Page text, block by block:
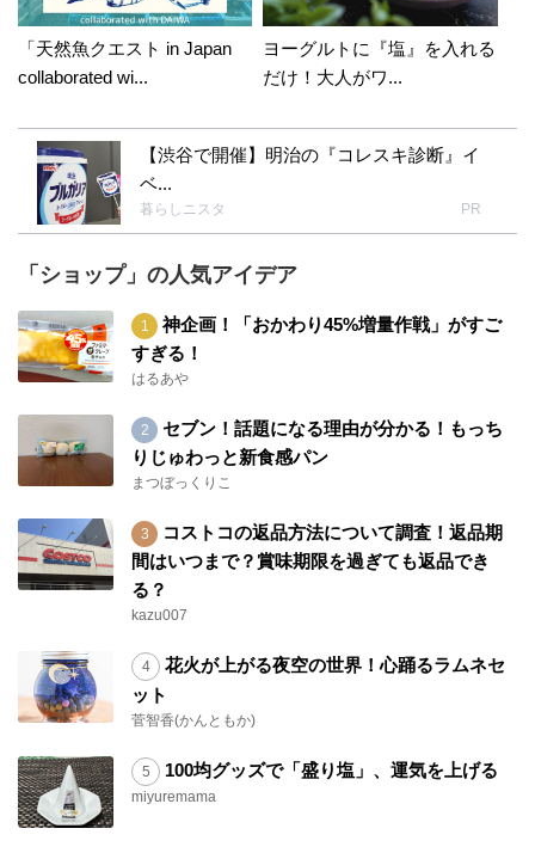
「天然魚クエスト in Japan
collaborated wi...
ヨーグルトに『塩』を入れる
だけ！大人がワ...
【渋谷で開催】明治の『コレスキ診断』イ
ベ...
暮らしニスタ PR
「ショップ」の人気アイデア
神企画！「おかわり45%増量作戦」がすご
すぎる！
はるあや
セブン！話題になる理由が分かる！もっち
りじゅわっと新食感パン
まつぼっくりこ
コストコの返品方法について調査！返品期
間はいつまで？賞味期限を過ぎても返品でき
る？
kazu007
花火が上がる夜空の世界！心踊るラムネセ
ット
菅智香(かんともか)
100均グッズで「盛り塩」、運気を上げる
miyuremama